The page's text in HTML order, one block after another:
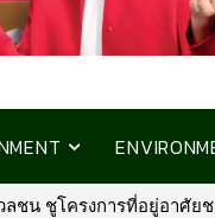
รที่อยู่อาศัยชลบุรี เชื่อมโ